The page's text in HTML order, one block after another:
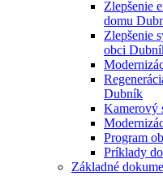
Zlepšenie
domu
Zlepšenie
obci
Dubník
Kamerový
Program
Príklady
Základné